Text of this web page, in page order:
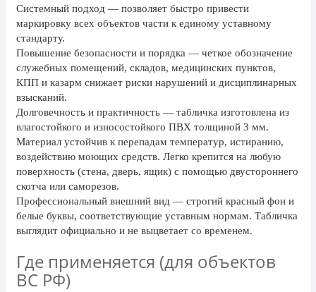
8 июня, День социального работника
12 июня, День России
День медицинского работника
(третье воскресенье июня)
22 июня, День памяти и скорби
Выпускной для школ и ВУЗов
29 июня, День партизан и
подпольщиков
3 июля, День ГАИ (ГИБДД)
8 июля, День Семьи Любви и
Верности
День рыбака (второе воскресенье
День ВМФ (последнее воскресенье
июля)
Системный подход — позволяет быстро привести
маркировку всех объектов части к единому уставному
стандарту.
Повышение безопасности и порядка — четкое обозначение
служебных помещений, складов, медицинских пунктов,
КПП и казарм снижает риски нарушений и дисциплинарных
взысканий.
Долговечность и практичность— табличка изготовлена из
влагостойкого и износостойкого ПВХ толщиной 3 мм.
Материал устойчив к перепадам температур, истиранию,
воздействию моющих средств. Легко крепится на любую
поверхность (стена, дверь, ящик) с помощью двустороннего
скотча или саморезов.
Профессиональный внешний вид — строгий красный фон и
белые буквы, соответствующие уставным нормам. Табличка
выглядит официально и не выцветает со временем.
Где применяется (для объектов
ВС РФ)